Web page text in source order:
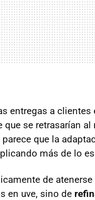
entregas a
que se retrasarían
parece que la
más de lo
de
en uve, sino de